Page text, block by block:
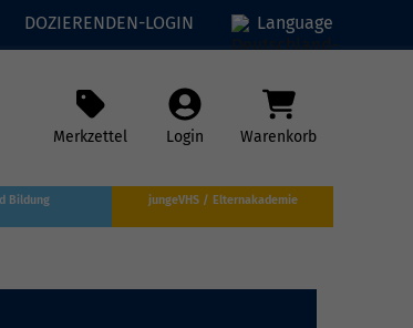
DOZIERENDEN-LOGIN Language
Merkzettel Login Warenkorb
Bildung jungeVHS / Elternakademie